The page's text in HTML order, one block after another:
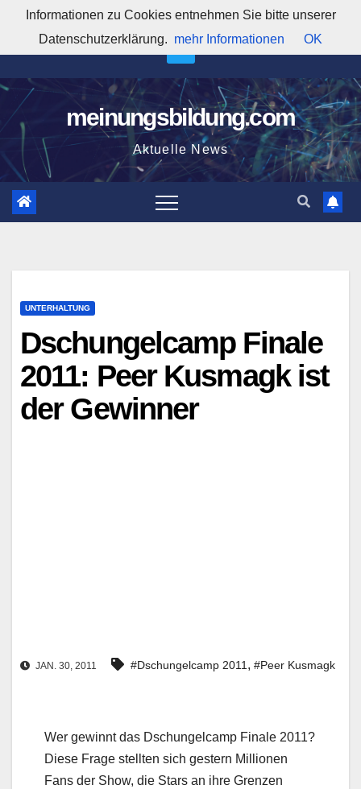
springen
10:30:38 PM
meinungsbildung.com
Aktuelle News
UNTERHALTUNG
Dschungelcamp Finale
2011: Peer Kusmagk ist
der Gewinner
JAN. 30, 2011 #Dschungelcamp 2011, #Peer Kusmagk
Wer gewinnt das Dschungelcamp Finale 2011?
Diese Frage stellten sich gestern Millionen
Fans der Show, die Stars an ihre Grenzen
Informationen zu Cookies entnehmen Sie bitte unserer
Datenschutzerklärung. mehr Informationen OK